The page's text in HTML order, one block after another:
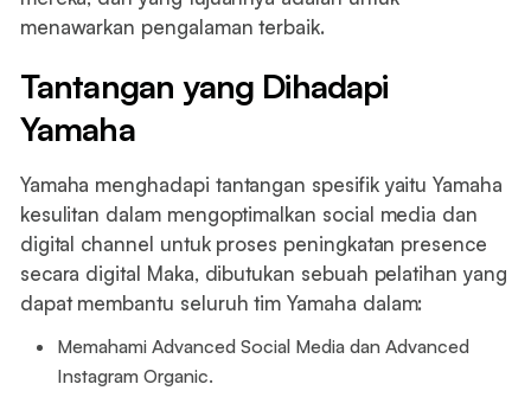
menawarkan pengalaman terbaik.
Tantangan yang Dihadapi
Yamaha
Yamaha menghadapi tantangan spesifik yaitu Yamaha
kesulitan dalam mengoptimalkan social media dan
digital channel untuk proses peningkatan presence
secara digital Maka, dibutukan sebuah pelatihan yang
dapat membantu seluruh tim Yamaha dalam:
Memahami Advanced Social Media dan Advanced
Instagram Organic.